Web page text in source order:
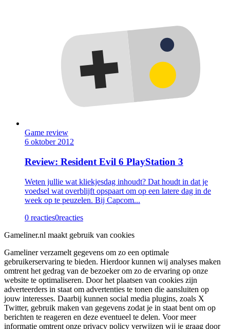
Game review
6 oktober 2012
Review: Resident Evil 6 PlayStation 3
Weten jullie wat kliekjesdag inhoudt? Dat houdt in dat je
voedsel wat overblijft opspaart om op een latere dag in de
week op te peuzelen. Bij Capcom...
0 reacties0reacties
Gameliner.nl maakt gebruik van cookies
Gameliner verzamelt gegevens om zo een optimale
gebruikerservaring te bieden. Hierdoor kunnen wij analyses maken
omtrent het gedrag van de bezoeker om zo de ervaring op onze
website te optimaliseren. Door het plaatsen van cookies zijn
adverteerders in staat om advertenties te tonen die aansluiten op
jouw interesses. Daarbij kunnen social media plugins, zoals X
Twitter, gebruik maken van gegevens zodat je in staat bent om op
berichten te reageren en deze eventueel te delen. Voor meer
informatie omtrent onze privacy policy verwijzen wij je graag door